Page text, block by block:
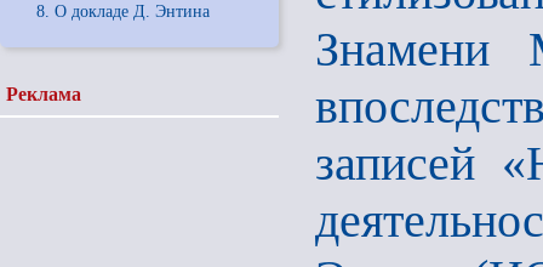
О докладе Д. Энтина
Реклама
Знамени
записей